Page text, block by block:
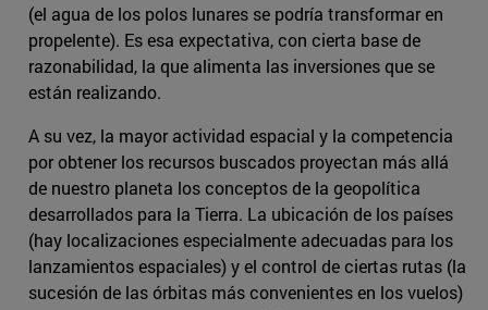
(el agua de los polos lunares se podría transformar en
propelente). Es esa expectativa, con cierta base de
razonabilidad, la que alimenta las inversiones que se
están realizando.
A su vez, la mayor actividad espacial y la competencia
por obtener los recursos buscados proyectan más allá
de nuestro planeta los conceptos de la geopolítica
desarrollados para la Tierra. La ubicación de los países
(hay localizaciones especialmente adecuadas para los
lanzamientos espaciales) y el control de ciertas rutas (la
sucesión de las órbitas más convenientes en los vuelos)